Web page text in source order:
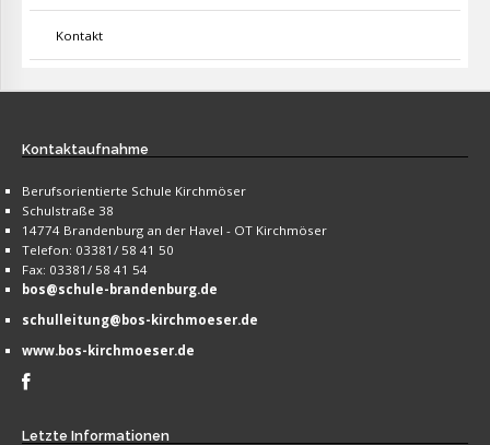
Kontakt
Kontaktaufnahme
Berufsorientierte Schule Kirchmöser
Schulstraße 38
14774 Brandenburg an der Havel - OT Kirchmöser
Telefon: 03381/ 58 41 50
Fax: 03381/ 58 41 54
bos@schule-brandenburg.de
schulleitung@bos-kirchmoeser.de
www.bos-kirchmoeser.de
Letzte Informationen